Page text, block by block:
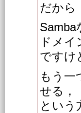
だから
ドメ
ですけ
もう一
せる，
という